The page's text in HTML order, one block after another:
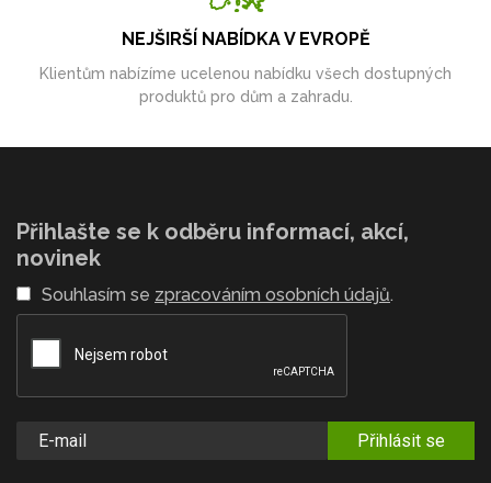
NEJŠIRŠÍ NABÍDKA V EVROPĚ
Klientům nabízíme ucelenou nabídku všech dostupných
produktů pro dům a zahradu.
Přihlašte se k odběru informací, akcí,
novinek
Souhlasím se zpracováním osobních údajů.
Přihlásit se